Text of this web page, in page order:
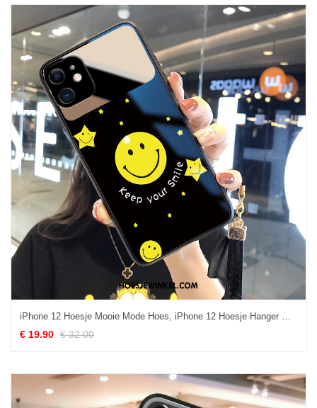
iPhone 12 Hoesje Mooie Mode Hoes, iPhone 12 Hoesje Hanger Glas
€ 19.90 € 32.00